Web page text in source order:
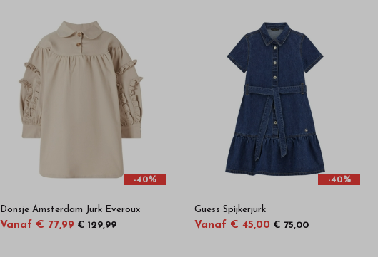
-40%
Donsje Amsterdam Jurk Everoux
Vanaf € 77,99 € 129,99
-40%
Guess Spijkerjurk
Vanaf € 45,00 € 75,00